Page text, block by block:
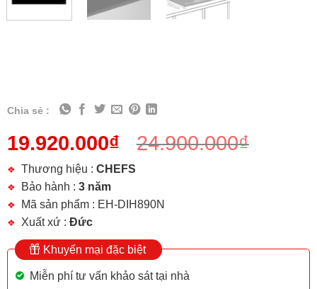
Chia sẻ :
19.920.000₫ 24.900.000₫
Thương hiệu : CHEFS
Bảo hành : 3 năm
Mã sản phẩm : EH-DIH890N
Xuất xứ : Đức
Khuyến mại đặc biệt
Miễn phí tư vấn khảo sát tại nhà